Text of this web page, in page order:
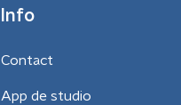
Info
Contact
App de studio